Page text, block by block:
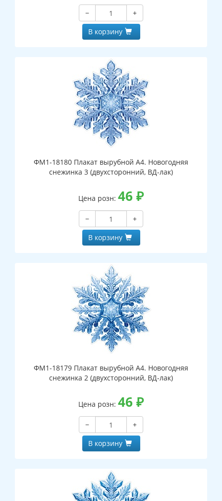
−
+
В корзину
ФМ1-18180 Плакат вырубной А4. Новогодняя
снежинка 3 (двухсторонний, ВД-лак)
Цена розн: 46 ₽
−
+
В корзину
ФМ1-18179 Плакат вырубной А4. Новогодняя
снежинка 2 (двухсторонний, ВД-лак)
Цена розн: 46 ₽
−
+
В корзину